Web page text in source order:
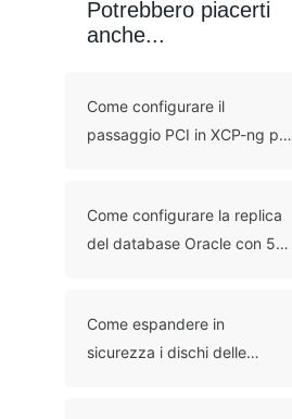
Potrebbero piacerti
anche...
Come configurare il
passaggio PCI in XCP-ng per
Come configurare la replica
del database Oracle con 5
Come espandere in
sicurezza i dischi delle